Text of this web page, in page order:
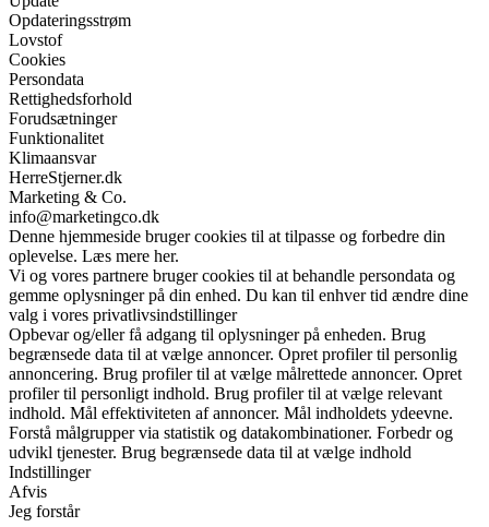
Opdateringsstrøm
Lovstof
Cookies
Persondata
Rettighedsforhold
Forudsætninger
Funktionalitet
Klimaansvar
HerreStjerner.dk
Marketing & Co.
info@marketingco.dk
Denne hjemmeside bruger cookies til at tilpasse og forbedre din
oplevelse. Læs mere her.
Vi og vores partnere bruger cookies til at behandle persondata og
gemme oplysninger på din enhed. Du kan til enhver tid ændre dine
valg i vores privatlivsindstillinger
Opbevar og/eller få adgang til oplysninger på enheden. Brug
begrænsede data til at vælge annoncer. Opret profiler til personlig
annoncering. Brug profiler til at vælge målrettede annoncer. Opret
profiler til personligt indhold. Brug profiler til at vælge relevant
indhold. Mål effektiviteten af annoncer. Mål indholdets ydeevne.
Forstå målgrupper via statistik og datakombinationer. Forbedr og
udvikl tjenester. Brug begrænsede data til at vælge indhold
Indstillinger
Afvis
Jeg forstår